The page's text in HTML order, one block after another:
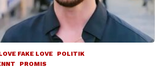
FAKE LOVE
POLITIK
PROMIS